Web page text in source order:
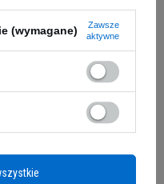
(wymagane)
Zawsze
aktywne